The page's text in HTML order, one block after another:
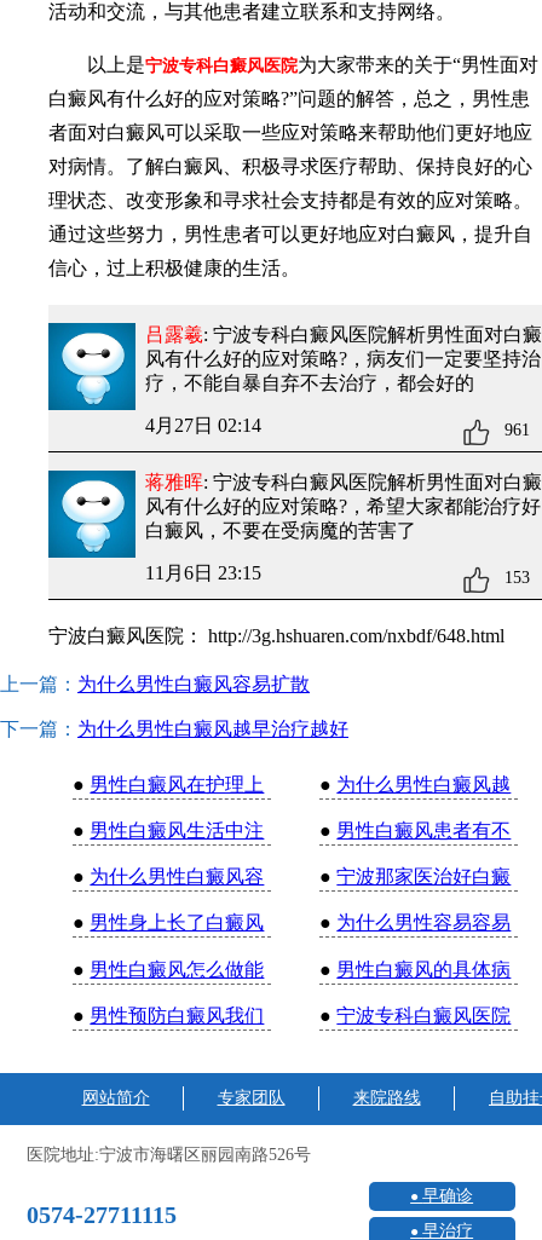
活动和交流，与其他患者建立联系和支持网络。
以上是宁波专科白癜风医院为大家带来的关于“男性面对
白癜风有什么好的应对策略?”问题的解答，总之，男性患
者面对白癜风可以采取一些应对策略来帮助他们更好地应
对病情。了解白癜风、积极寻求医疗帮助、保持良好的心
理状态、改变形象和寻求社会支持都是有效的应对策略。
通过这些努力，男性患者可以更好地应对白癜风，提升自
信心，过上积极健康的生活。
吕露羲: 宁波专科白癜风医院解析男性面对白癜
风有什么好的应对策略?，病友们一定要坚持治
疗，不能自暴自弃不去治疗，都会好的
4月27日 02:14 961
蒋雅晖: 宁波专科白癜风医院解析男性面对白癜
风有什么好的应对策略?，希望大家都能治疗好
白癜风，不要在受病魔的苦害了
11月6日 23:15 153
宁波白癜风医院： http://3g.hshuaren.com/nxbdf/648.html
上一篇： 为什么男性白癜风容易扩散
下一篇： 为什么男性白癜风越早治疗越好
● 男性白癜风在护理上 ● 为什么男性白癜风越
● 男性白癜风生活中注 ● 男性白癜风患者有不
● 为什么男性白癜风容 ●宁波那家医治好白癜
● 男性身上长了白癜风 ● 为什么男性容易容易
● 男性白癜风怎么做能 ● 男性白癜风的具体病
● 男性预防白癜风我们 ●宁波专科白癜风医院
网站简介 专家团队 来院路线 自助
医院地址:宁波市海曙区丽园南路526号
0574-27711115
早确诊
早治疗